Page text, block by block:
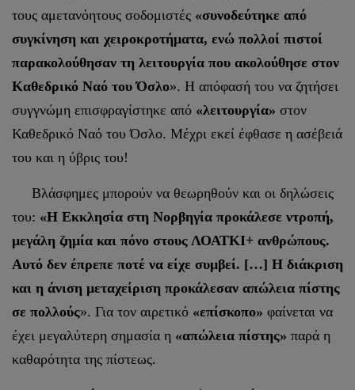
τους αμετανόητους σοδομιστές «συνοδεύτηκε από
συγκίνηση και χειροκροτήματα, ενώ πολλοί πιστοί
παρακολούθησαν τη λειτουργία που ακολούθησε στον
Καθεδρικό Ναό του Όσλο». Η απόφασή του να ζητήσει
συγγνώμη επισφραγίστηκε από «λειτουργία» στον
Καθεδρικό Ναό του Όσλο. Μέχρι εκεί έφθασε η ασέβειά
του και η ύβρις του!
Βλάσφημες μπορούν να θεωρηθούν και οι δηλώσεις
του: «Η Εκκλησία στη Νορβηγία προκάλεσε ντροπή,
μεγάλη ζημία και πόνο στους ΛΟΑΤΚΙ+ ανθρώπους.
Αυτό δεν έπρεπε ποτέ να είχε συμβεί. […] Η διάκριση
και η άνιση μεταχείριση προκάλεσαν απώλεια πίστης
σε πολλούς». Για τον αιρετικό «επίσκοπο» φαίνεται να
έχει μεγαλύτερη σημασία η «απώλεια πίστης» παρά η
καθαρότητα της πίστεως.